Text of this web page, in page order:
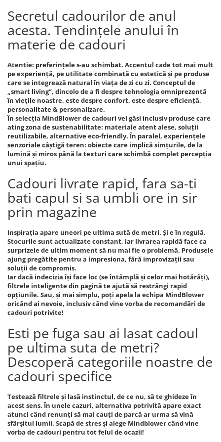
Secretul cadourilor de anul
acesta. Tendințele anului în
materie de cadouri
Atentie: preferințele s-au schimbat. Accentul cade tot mai mult
pe experiență, pe utilitate combinată cu estetică și pe produse
care se integrează natural în viața de zi cu zi. Conceptul de
„smart living”, dincolo de a fi despre tehnologia omniprezentă
în viețile noastre, este despre confort, este despre eficiență,
personalitate & personalizare.
În selecția MindBlower de cadouri vei găsi inclusiv produse care
ating zona de sustenabilitate: materiale atent alese, soluții
reutilizabile, alternative eco-friendly. În paralel, experiențele
senzoriale câștigă teren: obiecte care implică simțurile, de la
lumină și miros până la texturi care schimbă complet percepția
unui spațiu.
Cadouri livrate rapid, fara sa-ti
bati capul si sa umbli ore in sir
prin magazine
Inspirația apare uneori pe ultima sută de metri. Și e în regulă.
Stocurile sunt actualizate constant, iar livrarea rapidă face ca
surprizele de ultim moment să nu mai fie o problemă. Produsele
ajung pregătite pentru a impresiona, fără improvizații sau
soluții de compromis.
Iar dacă indecizia își face loc (se întâmplă și celor mai hotărâți),
filtrele inteligente din pagină te ajută să restrângi rapid
opțiunile. Sau, și mai simplu, poți apela la echipa MindBlower
oricând ai nevoie, inclusiv când vine vorba de recomandări de
cadouri potrivite!
Esti pe fuga sau ai lasat cadoul
pe ultima suta de metri?
Descoperă categoriile noastre de
cadouri specifice
Testează filtrele și lasă instinctul, de ce nu, să te ghideze în
acest sens. În unele cazuri, alternativa potrivită apare exact
atunci când renunți să mai cauți de parcă ar urma să vină
sfârșitul lumii. Scapă de stres și alege Mindblower când vine
vorba de cadouri pentru tot felul de ocazii!